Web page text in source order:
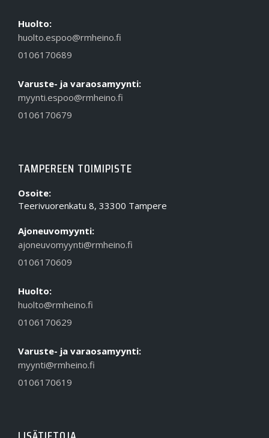
Huolto:
huolto.espoo@rmheino.fi
0106170689
Varuste- ja varaosamyynti:
myynti.espoo@rmheino.fi
0106170679
TAMPEREEN TOIMIPISTE
Osoite:
Teerivuorenkatu 8, 33300 Tampere
Ajoneuvomyynti:
ajoneuvomyynti@rmheino.fi
0106170609
Huolto:
huolto@rmheino.fi
0106170629
Varuste- ja varaosamyynti:
myynti@rmheino.fi
0106170619